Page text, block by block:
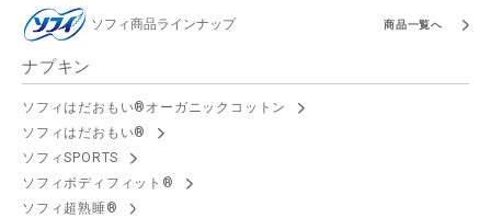
ソフィ商品ラインナップ 商品一覧へ
ナプキン
ソフィはだおもい®オーガニックコットン
ソフィはだおもい®
ソフィSPORTS
ソフィボディフィット®
ソフィ超熟睡®